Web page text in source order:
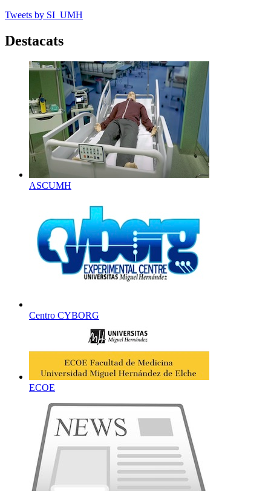
Tweets by SI_UMH
Destacats
ASCUMH
Centro CYBORG
ECOE